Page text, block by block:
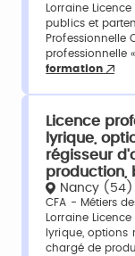
Lorraine
publics et
Professionnelle
professionnelle
formation
Licence
lyrique,
régisseur
production,
Nancy (54)
CFA - Métiers
Lorraine
lyrique, options
chargé de